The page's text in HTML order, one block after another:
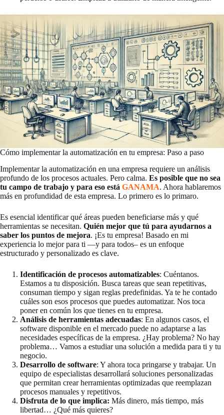
Cómo implementar la automatización en tu empresa: Paso a paso
Implementar la automatización en una empresa requiere un análisis
profundo de los procesos actuales. Pero calma. Es posible que no sea
tu campo de trabajo y para eso está GANAMA. Ahora hablaremos
más en profundidad de esta empresa. Lo primero es lo primaro.
Es esencial identificar qué áreas pueden beneficiarse más y qué
herramientas se necesitan. Quién mejor que tú para ayudarnos a
saber los puntos de mejora. ¡Es tu empresa! Basado en mi
experiencia lo mejor para ti —y para todos– es un enfoque
estructurado y personalizado es clave.
Identificación de procesos automatizables: Cuéntanos.
Estamos a tu disposición. Busca tareas que sean repetitivas,
consuman tiempo y sigan reglas predefinidas. Ya te he contado
cuáles son esos procesos que puedes automatizar. Nos toca
poner en común los que tienes en tu empresa.
Análisis de herramientas adecuadas: En algunos casos, el
software disponible en el mercado puede no adaptarse a las
necesidades específicas de la empresa. ¿Hay problema? No hay
problema… Vamos a estudiar una solución a medida para ti y tu
negocio.
Desarrollo de software: Y ahora toca pringarse y trabajar. Un
equipo de especialistas desarrollará soluciones personalizadas
que permitan crear herramientas optimizadas que reemplazan
procesos manuales y repetitivos.
Disfruta de lo que implica: Más dinero, más tiempo, más
libertad… ¿Qué más quieres?